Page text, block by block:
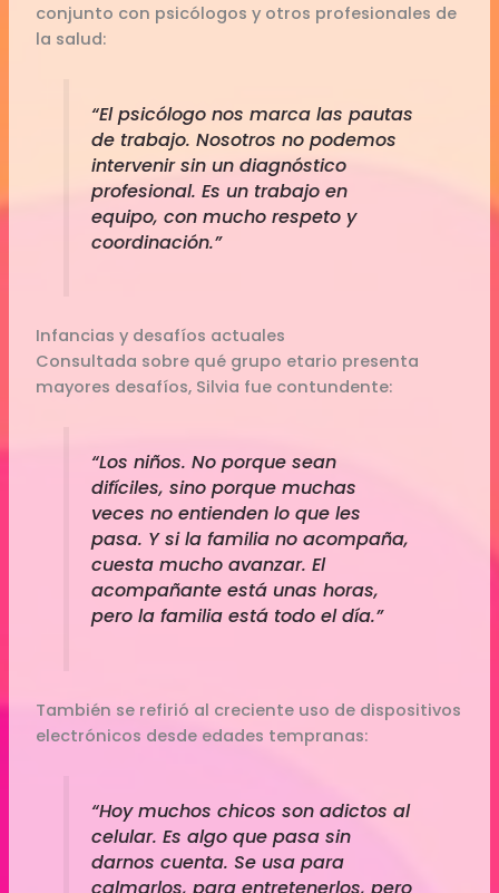
conjunto con psicólogos y otros profesionales de
la salud:
“El psicólogo nos marca las pautas
de trabajo. Nosotros no podemos
intervenir sin un diagnóstico
profesional. Es un trabajo en
equipo, con mucho respeto y
coordinación.”
Infancias y desafíos actuales
Consultada sobre qué grupo etario presenta
mayores desafíos, Silvia fue contundente:
“Los niños. No porque sean
difíciles, sino porque muchas
veces no entienden lo que les
pasa. Y si la familia no acompaña,
cuesta mucho avanzar. El
acompañante está unas horas,
pero la familia está todo el día.”
También se refirió al creciente uso de dispositivos
electrónicos desde edades tempranas:
“Hoy muchos chicos son adictos al
celular. Es algo que pasa sin
darnos cuenta. Se usa para